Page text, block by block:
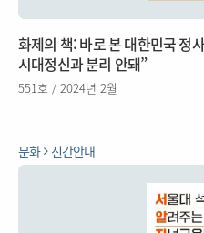
화제의 책: 바로 본 대한민국 정
시대정신과 분리 안돼”
551호 / 2024년 2월
문화 신간안내